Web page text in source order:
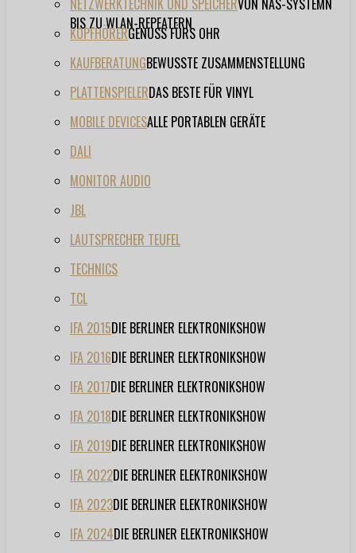
NETZWERKTECHNIK UND SPEICHERVON NAS-SYSTEMN
BIS ZU WLAN-REPEATERN
KOPFHÖRERGENUSS FÜRS OHR
KAUFBERATUNGBEWUSSTE ZUSAMMENSTELLUNG
PLATTENSPIELERDAS BESTE FÜR VINYL
MOBILE DEVICESALLE PORTABLEN GERÄTE
DALI
MONITOR AUDIO
JBL
LAUTSPRECHER TEUFEL
TECHNICS
TCL
IFA 2015DIE BERLINER ELEKTRONIKSHOW
IFA 2016DIE BERLINER ELEKTRONIKSHOW
IFA 2017DIE BERLINER ELEKTRONIKSHOW
IFA 2018DIE BERLINER ELEKTRONIKSHOW
IFA 2019DIE BERLINER ELEKTRONIKSHOW
IFA 2022DIE BERLINER ELEKTRONIKSHOW
IFA 2023DIE BERLINER ELEKTRONIKSHOW
IFA 2024DIE BERLINER ELEKTRONIKSHOW